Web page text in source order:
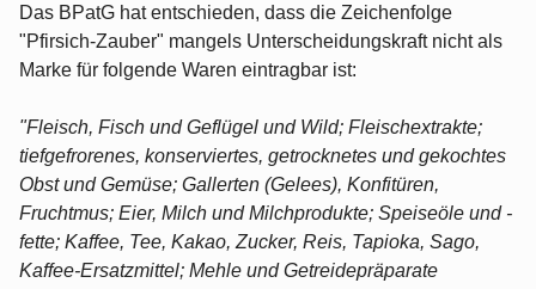
Das BPatG hat entschieden, dass die Zeichenfolge
"Pfirsich-Zauber" mangels Unterscheidungskraft nicht als
Marke für folgende Waren eintragbar ist:
"Fleisch, Fisch und Geflügel und Wild; Fleischextrakte;
tiefgefrorenes, konserviertes, getrocknetes und gekochtes
Obst und Gemüse; Gallerten (Gelees), Konfitüren,
Fruchtmus; Eier, Milch und Milchprodukte; Speiseöle und -
fette; Kaffee, Tee, Kakao, Zucker, Reis, Tapioka, Sago,
Kaffee-Ersatzmittel; Mehle und Getreidepräparate